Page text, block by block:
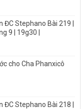
ĐC Stephano Bài 219 |
9 | 19g30 |
cho Cha Phanxicô
ĐC Stephano Bài 218 |